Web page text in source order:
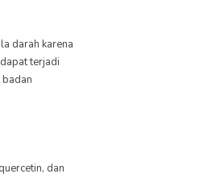
darah karena
terjadi
dan